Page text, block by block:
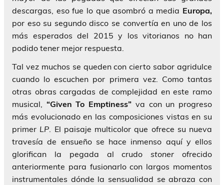
descargas, eso fue lo que asombró a media Europa,
por eso su segundo disco se convertía en uno de los
más esperados del 2015 y los vitorianos no han
podido tener mejor respuesta.
Tal vez muchos se queden con cierto sabor agridulce
cuando lo escuchen por primera vez. Como tantas
otras obras cargadas de complejidad en este ramo
musical, “Given To Emptiness” va con un progreso
más evolucionado en las composiciones vistas en su
primer LP . El paisaje multicolor que ofrece su nueva
travesía de ensueño se hace inmenso aquí y ellos
glorifican la pegada al crudostoner ofrecido
anteriormente para fusionarlo con largos momentos
instrumentales dónde la sensualidad se abraza con